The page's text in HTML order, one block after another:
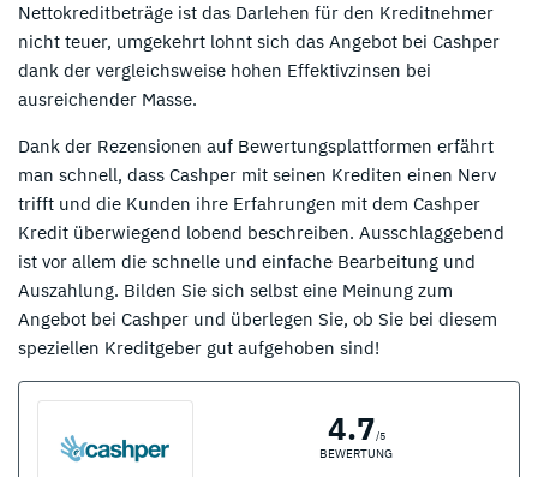
Nettokreditbeträge ist das Darlehen für den Kreditnehmer
nicht teuer, umgekehrt lohnt sich das Angebot bei Cashper
dank der vergleichsweise hohen Effektivzinsen bei
ausreichender Masse.
Dank der Rezensionen auf Bewertungsplattformen erfährt
man schnell, dass Cashper mit seinen Krediten einen Nerv
trifft und die Kunden ihre Erfahrungen mit dem Cashper
Kredit überwiegend lobend beschreiben. Ausschlaggebend
ist vor allem die schnelle und einfache Bearbeitung und
Auszahlung. Bilden Sie sich selbst eine Meinung zum
Angebot bei Cashper und überlegen Sie, ob Sie bei diesem
speziellen Kreditgeber gut aufgehoben sind!
4.7/5
BEWERTUNG